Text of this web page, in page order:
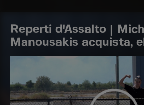
Reperti d'Assalto |
Manousakis acquista,
rivende veicoli di vario